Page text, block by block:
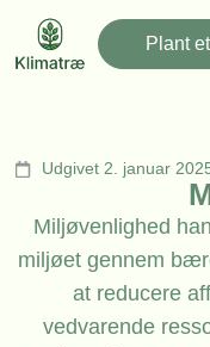
Plant
Udgivet 2. januar
Miljøvenlighed
miljøet gennem
at reducere
vedvarende